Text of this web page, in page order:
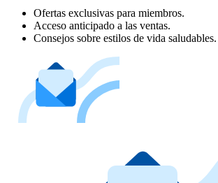
Ofertas exclusivas para miembros.
Acceso anticipado a las ventas.
Consejos sobre estilos de vida saludables.